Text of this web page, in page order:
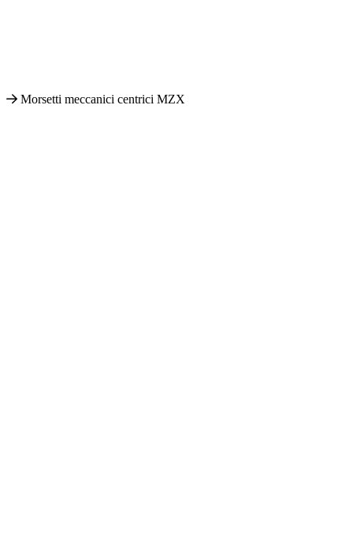
Morsetti meccanici centrici MZX